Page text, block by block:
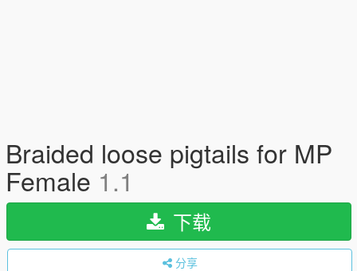
Braided loose pigtails for MP
Female 1.1
下载
分享